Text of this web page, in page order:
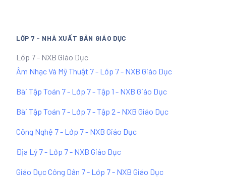
LỚP 7 - NHÀ XUẤT BẢN GIÁO DỤC
Lớp 7 - NXB Giáo Dục
Âm Nhạc Và Mỹ Thuật 7 - Lớp 7 - NXB Giáo Dục
Bài Tập Toán 7 - Lớp 7 - Tập 1 - NXB Giáo Dục
Bài Tập Toán 7 - Lớp 7 - Tập 2 - NXB Giáo Dục
Công Nghệ 7 - Lớp 7 - NXB Giáo Dục
Địa Lý 7 - Lớp 7 - NXB Giáo Dục
Giáo Dục Công Dân 7 - Lớp 7 - NXB Giáo Dục